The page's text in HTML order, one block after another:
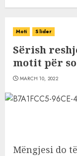
Moti Slider
Sërish
motit për
MARCH 10, 2022
Mëngjesi do